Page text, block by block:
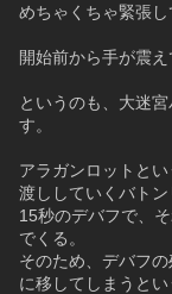
めちゃくちゃ緊張し
開始前から手が震え
というのも、大迷
す。
アラガンロットと
渡ししていくバトン
15秒のデバフで、
でくる。
そのため、デバフ
に移してしまうとい